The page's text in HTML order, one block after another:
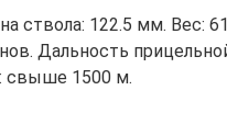
ствола: 122.5 мм. Вес:
Дальность
свыше 1500 м.